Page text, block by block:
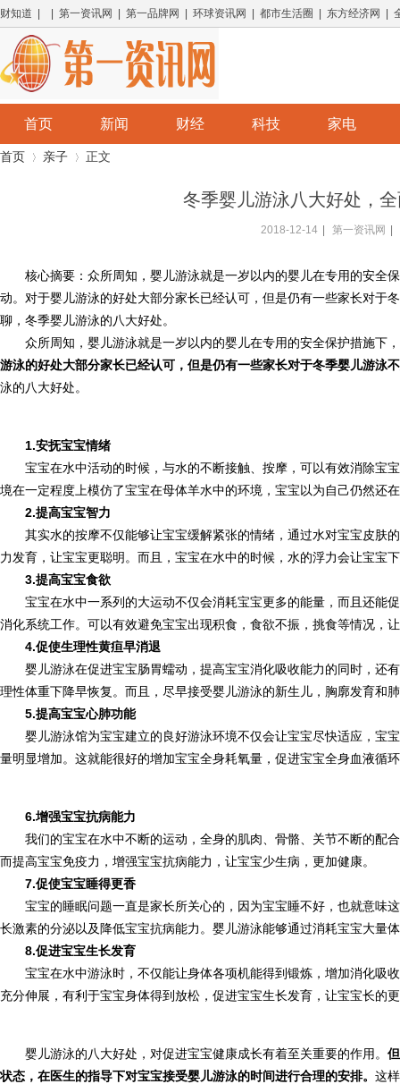
财知道 | | 第一资讯网 | 第一品牌网 | 环球资讯网 | 都市生活圈 | 东方经济网 |
首页 新闻 财经 科技 家电
首页 亲子 正文
冬季婴儿游泳八大好处，
2018-12-14 第一资讯网
核心摘要：众所周知，婴儿游泳就是一岁以内的婴儿在专用的安全
动。对于婴儿游泳的好处大部分家长已经认可，但是仍有一些家长对于
聊，冬季婴儿游泳的八大好处。
众所周知，婴儿游泳就是一岁以内的婴儿在专用的安全保护措施下，
游泳的好处大部分家长已经认可，但是仍有一些家长对于冬季婴儿游泳
泳的八大好处。
1.安抚宝宝情绪
宝宝在水中活动的时候，与水的不断接触、按摩，可以有效消除宝
境在一定程度上模仿了宝宝在母体羊水中的环境，宝宝以为自己仍然还
2.提高宝宝智力
其实水的按摩不仅能够让宝宝缓解紧张的情绪，通过水对宝宝皮肤
力发育，让宝宝更聪明。而且，宝宝在水中的时候，水的浮力会让宝宝
3.提高宝宝食欲
宝宝在水中一系列的大运动不仅会消耗宝宝更多的能量，而且还能
消化系统工作。可以有效避免宝宝出现积食，食欲不振，挑食等情况，
4.促使生理性黄疸早消退
婴儿游泳在促进宝宝肠胃蠕动，提高宝宝消化吸收能力的同时，还
理性体重下降早恢复。而且，尽早接受婴儿游泳的新生儿，胸廓发育和
5.提高宝宝心肺功能
婴儿游泳馆为宝宝建立的良好游泳环境不仅会让宝宝尽快适应，宝
量明显增加。这就能很好的增加宝宝全身耗氧量，促进宝宝全身血液循
6.增强宝宝抗病能力
我们的宝宝在水中不断的运动，全身的肌肉、骨骼、关节不断的配
而提高宝宝免疫力，增强宝宝抗病能力，让宝宝少生病，更加健康。
7.促使宝宝睡得更香
宝宝的睡眠问题一直是家长所关心的，因为宝宝睡不好，也就意味
长激素的分泌以及降低宝宝抗病能力。婴儿游泳能够通过消耗宝宝大量
8.促进宝宝生长发育
宝宝在水中游泳时，不仅能让身体各项机能得到锻炼，增加消化吸
充分伸展，有利于宝宝身体得到放松，促进宝宝生长发育，让宝宝长的
婴儿游泳的八大好处，对促进宝宝健康成长有着至关重要的作用。
状态，在医生的指导下对宝宝接受婴儿游泳的时间进行合理的安排。 这